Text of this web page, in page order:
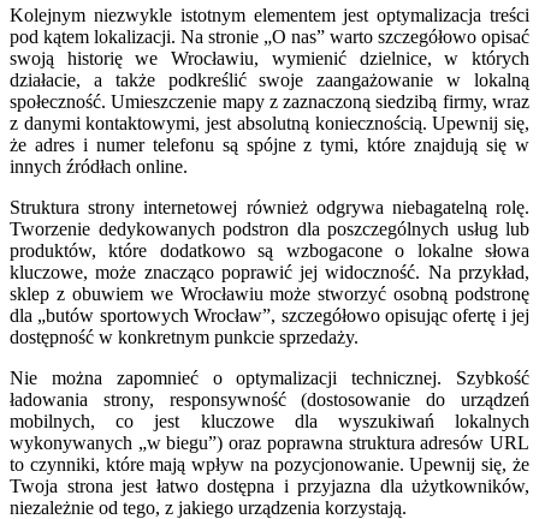
Kolejnym niezwykle istotnym elementem jest optymalizacja treści
pod kątem lokalizacji. Na stronie „O nas” warto szczegółowo opisać
swoją historię we Wrocławiu, wymienić dzielnice, w których
działacie, a także podkreślić swoje zaangażowanie w lokalną
społeczność. Umieszczenie mapy z zaznaczoną siedzibą firmy, wraz
z danymi kontaktowymi, jest absolutną koniecznością. Upewnij się,
że adres i numer telefonu są spójne z tymi, które znajdują się w
innych źródłach online.
Struktura strony internetowej również odgrywa niebagatelną rolę.
Tworzenie dedykowanych podstron dla poszczególnych usług lub
produktów, które dodatkowo są wzbogacone o lokalne słowa
kluczowe, może znacząco poprawić jej widoczność. Na przykład,
sklep z obuwiem we Wrocławiu może stworzyć osobną podstronę
dla „butów sportowych Wrocław”, szczegółowo opisując ofertę i jej
dostępność w konkretnym punkcie sprzedaży.
Nie można zapomnieć o optymalizacji technicznej. Szybkość
ładowania strony, responsywność (dostosowanie do urządzeń
mobilnych, co jest kluczowe dla wyszukiwań lokalnych
wykonywanych „w biegu”) oraz poprawna struktura adresów URL
to czynniki, które mają wpływ na pozycjonowanie. Upewnij się, że
Twoja strona jest łatwo dostępna i przyjazna dla użytkowników,
niezależnie od tego, z jakiego urządzenia korzystają.